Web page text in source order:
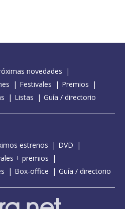
novedades
Festivales
Premios
Listas Guía / directorio
estrenos
DVD
+ premios
Box-office Guía / directorio